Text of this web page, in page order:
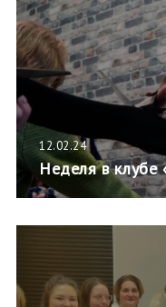
12.02.24
Неделя в клубе